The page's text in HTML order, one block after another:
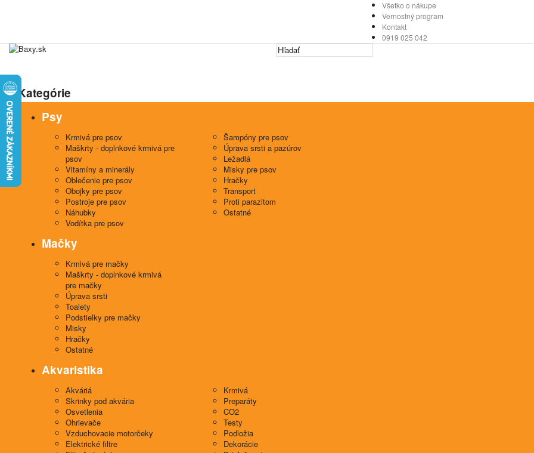
Všetko o nákupe
Vernostný program
Kontakt
0919 025 042
Kategórie
Psy
Krmivá pre psov
Maškrty - doplnkové krmivá pre
psov
Vitamíny a minerály
Oblečenie pre psov
Obojky pre psov
Postroje pre psov
Náhubky
Vodítka pre psov
Šampóny pre psov
Úprava srsti a pazúrov
Ležadlá
Misky pre psov
Hračky
Transport
Proti parazitom
Ostatné
Mačky
Krmivá pre mačky
Maškrty - doplnkové krmivá
pre mačky
Úprava srsti
Toalety
Podstielky pre mačky
Misky
Hračky
Ostatné
Akvaristika
Akváriá
Skrinky pod akvária
Osvetlenia
Ohrievače
Vzduchovacie motorčeky
Elektrické filtre
Krmivá
Preparáty
CO2
Testy
Podložia
Dekorácie